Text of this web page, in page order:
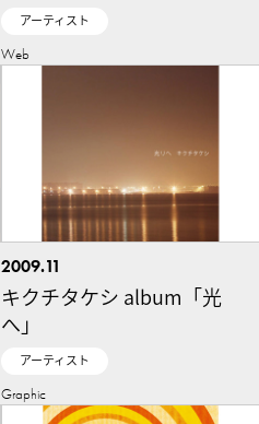
アーティスト
Web
2009.11
キクチタケシ album「光
へ」
アーティスト
Graphic